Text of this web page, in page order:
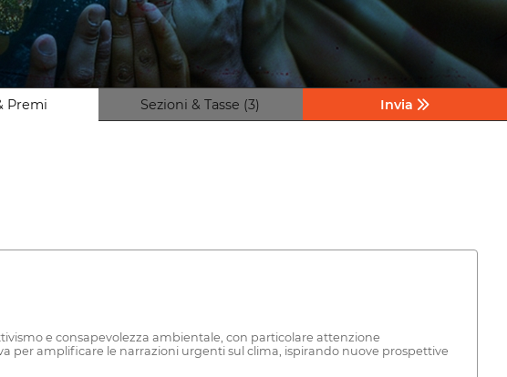
Premi Sezioni & Tasse (3) Invia
e consapevolezza ambientale, con particolare attenzione
per amplificare le narrazioni urgenti sul clima, ispirando nuove prospettive